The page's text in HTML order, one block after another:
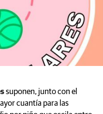
suponen, junto con el
cuantía para las